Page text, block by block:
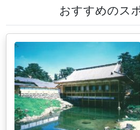
おすすめのス